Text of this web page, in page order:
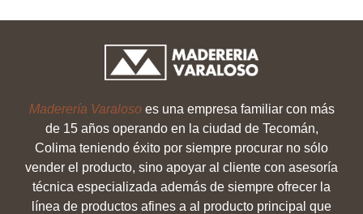
Maderería Varalosoes una empresa familiar con más
de 15 años operando en la ciudad de Tecomán,
Colima teniendo éxito por siempre procurar no sólo
vender el producto, sino apoyar al cliente con asesoría
técnica especializada además de siempre ofrecer la
línea de productos afines a al producto principal que